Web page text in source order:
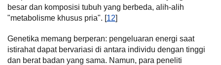
besar dan komposisi tubuh yang berbeda, alih-alih
"metabolisme khusus pria". [12]
Genetika memang berperan: pengeluaran energi saat
istirahat dapat bervariasi di antara individu dengan tinggi
dan berat badan yang sama. Namun, para peneliti